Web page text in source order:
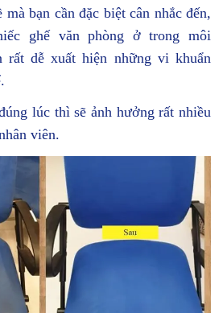
bạn cần đặc biệt cân nhắc đến,
ghế văn phòng ở trong môi
rất dễ xuất hiện những vi khuẩn
lúc thì sẽ ảnh hưởng rất nhiều
viên.